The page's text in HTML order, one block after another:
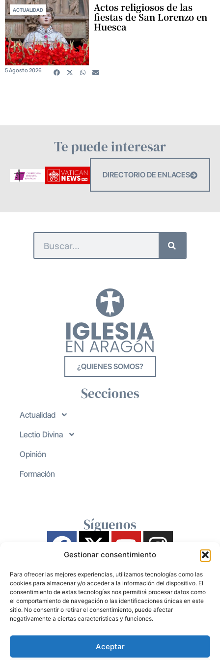
Gestionar consentimiento
Para ofrecer las mejores experiencias, utilizamos tecnologías como las
cookies para almacenar y/o acceder a la información del dispositivo. El
consentimiento de estas tecnologías nos permitirá procesar datos como
el comportamiento de navegación o las identificaciones únicas en este
sitio. No consentir o retirar el consentimiento, puede afectar
negativamente a ciertas características y funciones.
Aceptar
ACTUALIDAD Actos religiosos de las
fiestas de San Lorenzo en
Huesca
5 Agosto 2026
Te puede interesar
DIRECTORIO DE ENLACES
¿QUIENES SOMOS?
Secciones
Actualidad
Lectio Divina
Opinión
Formación
Síguenos